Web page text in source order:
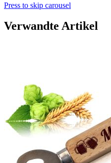
Press to skip carousel
Verwandte Artikel